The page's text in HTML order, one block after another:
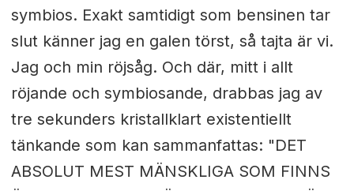
symbios. Exakt samtidigt som bensinen tar
slut känner jag en galen törst, så tajta är vi.
Jag och min röjsåg. Och där, mitt i allt
röjande och symbiosande, drabbas jag av
tre sekunders kristallklart existentiellt
tänkande som kan sammanfattas: "DET
ABSOLUT MEST MÄNSKLIGA SOM FINNS